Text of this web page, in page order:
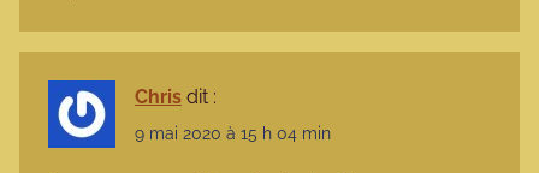
Chris dit :
9 mai 2020 à 15 h 04 min